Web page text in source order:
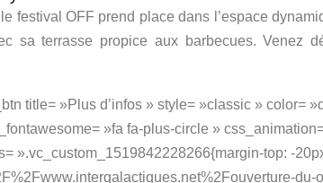
festival OFF prend place dans l’espace
sa terrasse propice aux barbecues. Venez
title= »Plus d’infos » style= »classic » color=
»fa fa-plus-circle »
».vc_custom_1519842228266{margin-top: -
du-